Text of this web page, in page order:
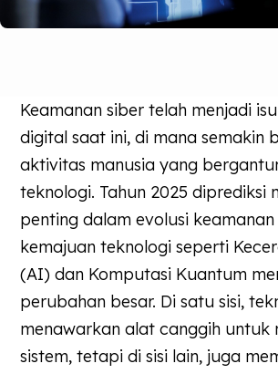
Keamanan siber telah menjadi
digital saat ini, di mana semakin
aktivitas manusia yang
teknologi. Tahun 2025 diprediksi
penting dalam evolusi
kemajuan teknologi seperti
(AI) dan Komputasi Kuantum
perubahan besar. Di satu sisi,
menawarkan alat canggih untuk
sistem, tetapi di sisi lain, juga